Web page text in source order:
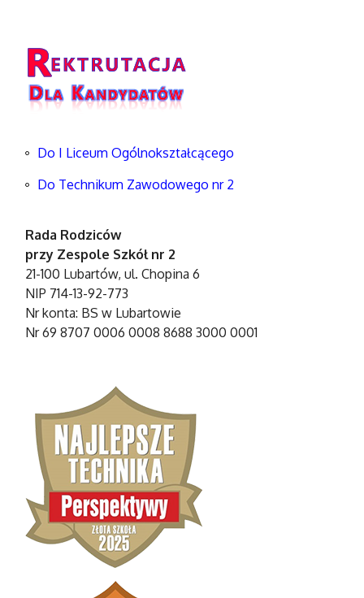
Do I Liceum Ogólnokształcącego
Do Technikum Zawodowego nr 2
Rada Rodziców
przy Zespole Szkół nr 2
21-100 Lubartów, ul. Chopina 6
NIP 714-13-92-773
Nr konta: BS w Lubartowie
Nr 69 8707 0006 0008 8688 3000 0001